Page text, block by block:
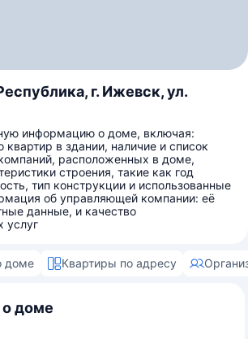
г. Ижевск, ул.
информацию о доме, включая:
квартир в здании, наличие и список
расположенных в доме,
строения, такие как год
тип конструкции и использованные
об управляющей компании: её
данные, и качество
услуг
доме Квартиры по адресу
доме